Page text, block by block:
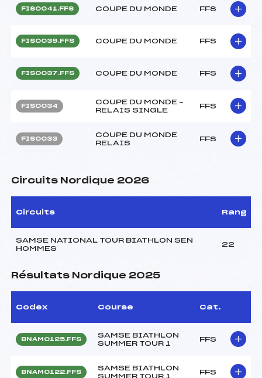
FIS0041.FFS COUPE DU MONDE FFS
FIS0039.FFS COUPE DU MONDE FFS
FIS0037.FFS COUPE DU MONDE FFS
FIS0034
COUPE DU MONDE –
RELAIS SINGLE
FFS
FIS0033
COUPE DU MONDE
RELAIS
FFS
Circuits Nordique 2026
Circuits Rang
SAMSE NATIONAL TOUR BIATHLON SEN
HOMMES
22
Résultats Nordique 2025
Codex Course Cat.
BNAM0125.FFS
SAMSE BIATHLON
SUMMER TOUR 1
FFS
BNAM0122.FFS
SAMSE BIATHLON
SUMMER TOUR 1
FFS